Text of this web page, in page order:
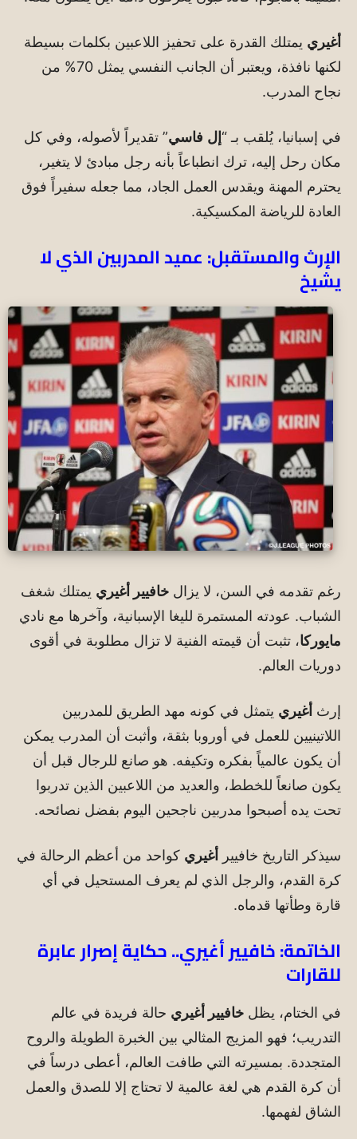
أغيري يمتلك القدرة على تحفيز اللاعبين بكلمات بسيطة
لكنها نافذة، ويعتبر أن الجانب النفسي يمثل 70% من
نجاح المدرب.
في إسبانيا، يُلقب بـ “ إل فاسي” تقديراً لأصوله، وفي كل
مكان رحل إليه، ترك انطباعاً بأنه رجل مبادئ لا يتغير،
يحترم المهنة ويقدس العمل الجاد، مما جعله سفيراً فوق
العادة للرياضة المكسيكية.
الإرث والمستقبل: عميد المدربين الذي لا
يشيخ
رغم تقدمه في السن، لا يزال خافيير أغيري يمتلك شغف
الشباب. عودته المستمرة لليغا الإسبانية، وآخرها مع نادي
مايوركا، تثبت أن قيمته الفنية لا تزال مطلوبة في أقوى
دوريات العالم.
إرث أغيري يتمثل في كونه مهد الطريق للمدربين
اللاتينيين للعمل في أوروبا بثقة، وأثبت أن المدرب يمكن
أن يكون عالمياً بفكره وتكيفه. هو صانع للرجال قبل أن
يكون صانعاً للخطط، والعديد من اللاعبين الذين تدربوا
تحت يده أصبحوا مدربين ناجحين اليوم بفضل نصائحه.
سيذكر التاريخ خافيير أغيري كواحد من أعظم الرحالة في
كرة القدم، والرجل الذي لم يعرف المستحيل في أي
قارة وطأتها قدماه.
الخاتمة: خافيير أغيري.. حكاية إصرار عابرة
للقارات
في الختام، يظل خافيير أغيري حالة فريدة في عالم
التدريب؛ فهو المزيج المثالي بين الخبرة الطويلة والروح
المتجددة. بمسيرته التي طافت العالم، أعطى درساً في
أن كرة القدم هي لغة عالمية لا تحتاج إلا للصدق والعمل
الشاق لفهمها.